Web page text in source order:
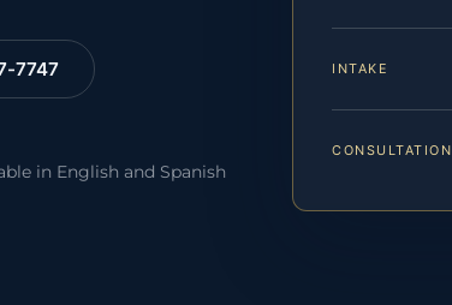
7747
in English and Spanish
INTAKE
CONSULTATION